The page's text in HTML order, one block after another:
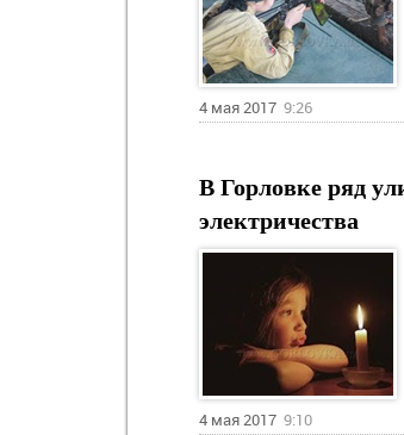
4 мая 2017 9:26
В Горловке ряд
электричества
4 мая 2017 9:10